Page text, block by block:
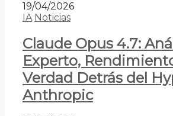
19/04/2026
IA Noticias
Claude Opus 4.7:
Experto,
Verdad Detrás del
Anthropic